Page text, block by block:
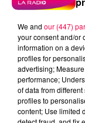
We and our (447)
your consent and/or
information on a
profiles for
advertising;
performance;
of data from
profiles to
content; Use limited